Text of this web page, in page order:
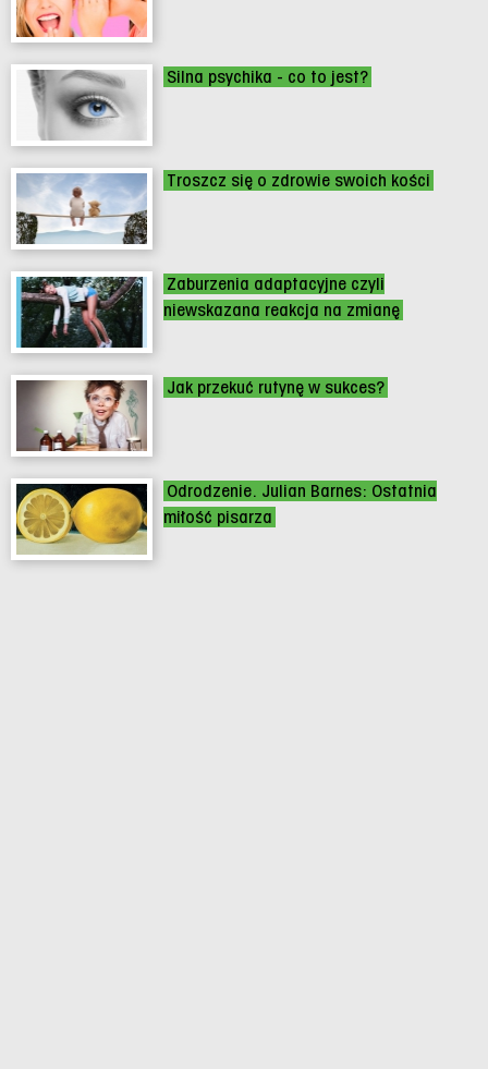
Silna psychika - co to jest?
Troszcz się o zdrowie swoich kości
Zaburzenia adaptacyjne czyli
niewskazana reakcja na zmianę
Jak przekuć rutynę w sukces?
Odrodzenie. Julian Barnes: Ostatnia
miłość pisarza